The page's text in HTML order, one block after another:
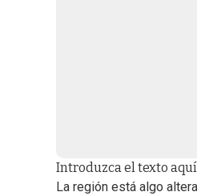
Introduzca el texto aquí
La región está algo